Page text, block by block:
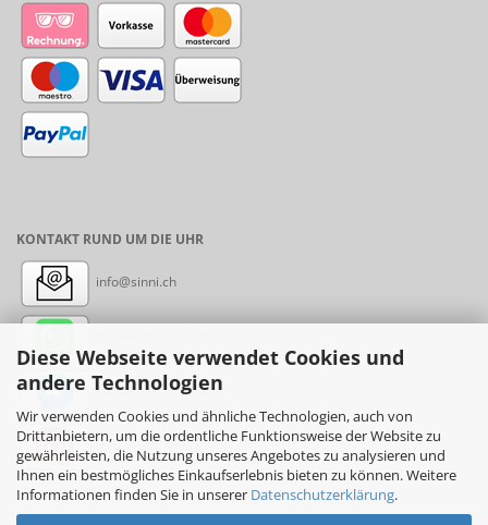
Diese Webseite verwendet Cookies und
andere Technologien
Wir verwenden Cookies und ähnliche Technologien, auch von
Drittanbietern, um die ordentliche Funktionsweise der Website zu
gewährleisten, die Nutzung unseres Angebotes zu analysieren und
Ihnen ein bestmögliches Einkaufserlebnis bieten zu können. Weitere
Informationen finden Sie in unserer Datenschutzerklärung.
KONTAKT RUND UM DIE UHR
info@sinni.ch
Messenger: sinni.ch
Instagram: sinni_ch